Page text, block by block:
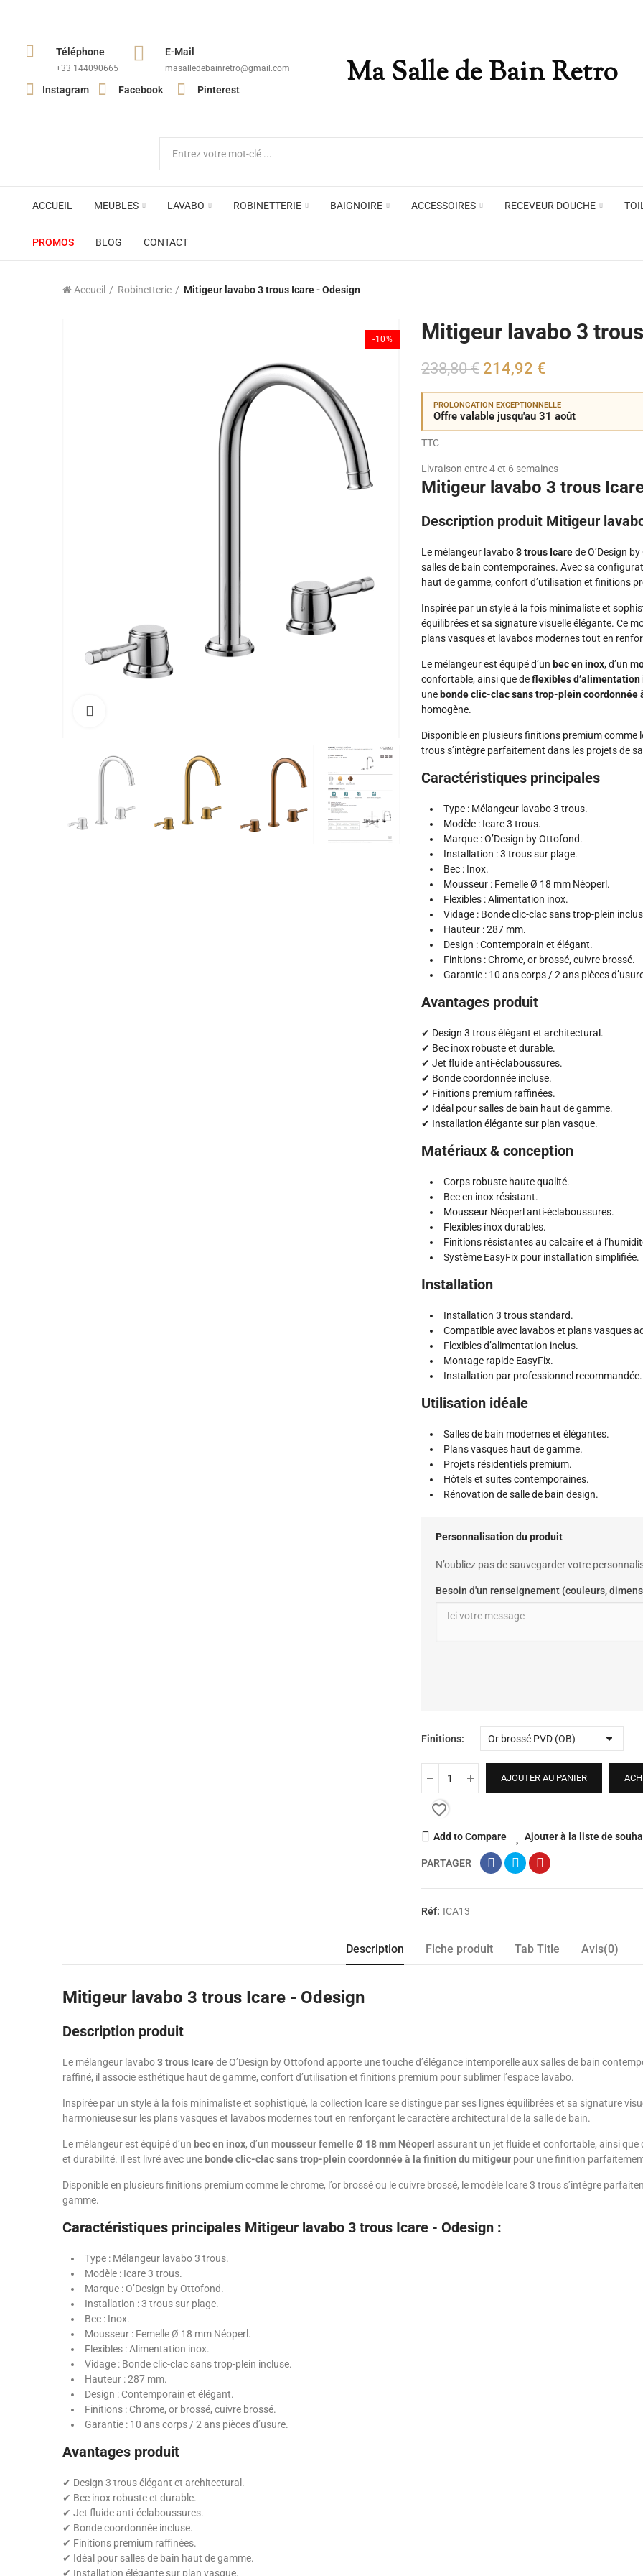
Téléphone
+33 144090665​
E-Mail
masalledebainretro@gmail.com
Instagram Facebook Pinterest Ma Salle de Bain Retro
ACCUEIL MEUBLES LAVABO ROBINETTERIE BAIGNOIRE ACCESSOIRES RECEVEUR DOUCHE
Plafonniers , spots et pendants
Voir toute la marque →
PROMOS BLOG CONTACT
Appliques murales
Accueil Robinetterie Mitigeur lavabo 3 trous Icare - Odesign
-10% Mitigeur lavabo 3
238,80 € 214,92 €
PROLONGATION EXCEPTIONNELLE
Offre valable jusqu'au 31 août
TTC
Livraison entre 4 et 6 semaines
Mitigeur lavabo 3 trous
Description produit Mitigeur
Le mélangeur lavabo3 trous Icarede O’Design
salles de bain contemporaines. Avec sa
haut de gamme, confort d’utilisation et finitions
Inspirée par un style à la fois minimaliste et
équilibrées et sa signature visuelle élégante. Ce
plans vasques et lavabos modernes tout en
Le mélangeur est équipé d’un bec en inox, d’un
confortable, ainsi que deflexibles d’alimentation
une bonde clic-clac sans trop-plein
homogène.
Disponible en plusieurs finitions premium comme
trous s’intègre parfaitement dans les projets de
Caractéristiques principales
Type : Mélangeur lavabo 3 trous.
Modèle : Icare 3 trous.
Marque : O’Design by Ottofond.
Installation : 3 trous sur plage.
Bec : Inox.
Mousseur : Femelle Ø 18 mm Néoperl.
Flexibles : Alimentation inox.
Vidage : Bonde clic-clac sans trop-plein
Hauteur : 287 mm.
Design : Contemporain et élégant.
Finitions : Chrome, or brossé, cuivre brossé.
Garantie : 10 ans corps / 2 ans pièces
Avantages produit
✔ Design 3 trous élégant et architectural.
✔ Bec inox robuste et durable.
✔ Jet fluide anti-éclaboussures.
✔ Bonde coordonnée incluse.
✔ Finitions premium raffinées.
✔ Idéal pour salles de bain haut de gamme.
✔ Installation élégante sur plan vasque.
Matériaux & conception
Corps robuste haute qualité.
Bec en inox résistant.
Mousseur Néoperl anti-éclaboussures.
Flexibles inox durables.
Finitions résistantes au calcaire et à
Système EasyFix pour installation simplifiée.
Installation
Installation 3 trous standard.
Compatible avec lavabos et plans vasques
Flexibles d’alimentation inclus.
Montage rapide EasyFix.
Installation par professionnel recommandée.
Utilisation idéale
Salles de bain modernes et élégantes.
Plans vasques haut de gamme.
Projets résidentiels premium.
Hôtels et suites contemporaines.
Rénovation de salle de bain design.
Personnalisation du produit
N’oubliez pas de sauvegarder votre
Besoin d'un renseignement (couleurs,
Finitions
AJOUTER AU PANIER
favorite_border
Add to Compare Ajouter à la liste de
PARTAGER
Réf: ICA13
Description Fiche produit Tab Title Avis(0)
Mitigeur lavabo 3 trous Icare - Odesign
Description produit
Le mélangeur lavabo3 trous Icarede O’Design by Ottofond apporte une touche d’élégance intemporelle aux salles de bain
raffiné, il associe esthétique haut de gamme, confort d’utilisation et finitions premium pour sublimer l’espace lavabo.
Inspirée par un style à la fois minimaliste et sophistiqué, la collection Icare se distingue par ses lignes équilibrées et sa signature
harmonieuse sur les plans vasques et lavabos modernes tout en renforçant le caractère architectural de la salle de bain.
Le mélangeur est équipé d’un bec en inox, d’un mousseur femelle Ø 18 mm Néoperl assurant un jet fluide et confortable, ainsi que
et durabilité. Il est livré avec une bonde clic-clac sans trop-plein coordonnée à la finition du mitigeur pour une finition
Disponible en plusieurs finitions premium comme le chrome, l’or brossé ou le cuivre brossé, le modèle Icare 3 trous s’intègre
gamme.
Caractéristiques principales Mitigeur lavabo 3 trous Icare - Odesign :
Type : Mélangeur lavabo 3 trous.
Modèle : Icare 3 trous.
Marque : O’Design by Ottofond.
Installation : 3 trous sur plage.
Bec : Inox.
Mousseur : Femelle Ø 18 mm Néoperl.
Flexibles : Alimentation inox.
Vidage : Bonde clic-clac sans trop-plein incluse.
Hauteur : 287 mm.
Design : Contemporain et élégant.
Finitions : Chrome, or brossé, cuivre brossé.
Garantie : 10 ans corps / 2 ans pièces d’usure.
Avantages produit
✔ Design 3 trous élégant et architectural.
✔ Bec inox robuste et durable.
✔ Jet fluide anti-éclaboussures.
✔ Bonde coordonnée incluse.
✔ Finitions premium raffinées.
✔ Idéal pour salles de bain haut de gamme.
✔ Installation élégante sur plan vasque.